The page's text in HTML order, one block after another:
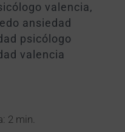
valencia,
ansiedad
psicólogo
valencia
2 min.